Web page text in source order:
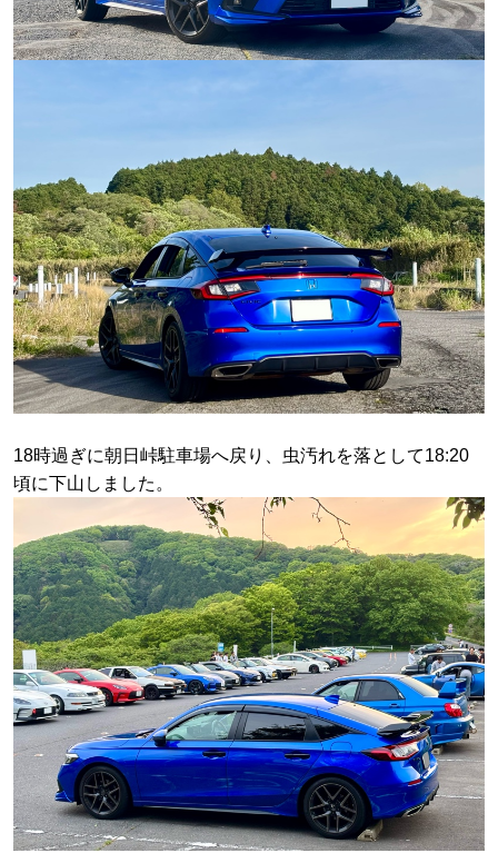
18時過ぎに朝日峠駐車場へ戻り、虫汚れを落として18:20
頃に下山しました。